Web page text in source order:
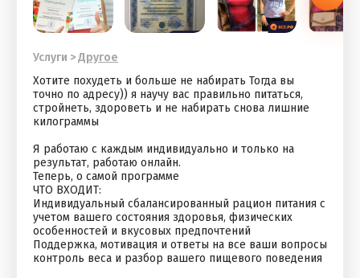
Услуги >Другое
Хотите похудеть и больше не набирать Тогда вы
точно по адресу)) я научу вас правильно питаться,
стройнеть, здороветь и не набирать снова лишние
килограммы
Я работаю с каждым индивидуально и только на
результат, работаю онлайн.
Теперь, о самой программе
ЧТО ВХОДИТ:
Индивидуальный сбалансированный рацион питания с
учетом вашего состояния здоровья, физических
особенностей и вкусовых предпочтений
Поддержка, мотивация и ответы на все ваши вопросы
контроль веса и разбор вашего пищевого поведения